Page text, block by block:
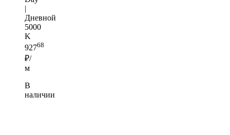
|
Дневной
5000
K
92768
₽/
м
В
наличии